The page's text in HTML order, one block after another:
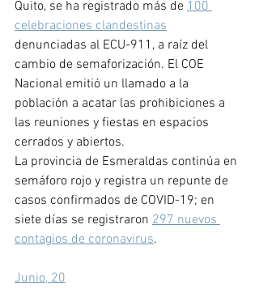
Quito, se ha registrado más de 100
celebraciones clandestinas
denunciadas al ECU-911, a raíz del
cambio de semaforización. El COE
Nacional emitió un llamado a la
población a acatar las prohibiciones a
las reuniones y fiestas en espacios
cerrados y abiertos.
La provincia de Esmeraldas continúa en
semáforo rojo y registra un repunte de
casos confirmados de COVID-19; en
siete días se registraron 297 nuevos
contagios de coronavirus.
Junio, 20